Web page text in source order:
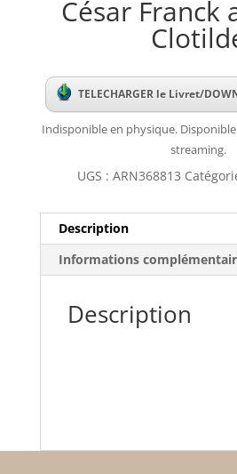
César Franck
TELECHARGER le Livret/
Indisponible en physique.
streaming.
UGS : ARN368813
Description
Informations
Description